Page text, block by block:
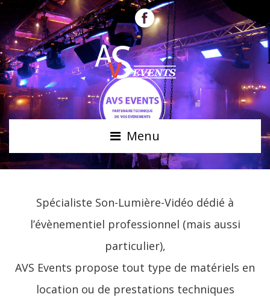
Menu
Spécialiste Son-Lumière-Vidéo dédié à
l’évènementiel professionnel (mais aussi
particulier),
AVS Events propose tout type de matériels en
location ou de prestations techniques